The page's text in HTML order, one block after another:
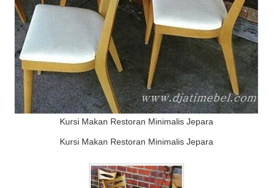
Kursi Makan Restoran Minimalis Jepara
Kursi Makan Restoran Minimalis Jepara